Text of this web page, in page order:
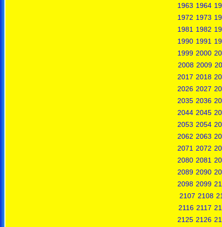
1963 1964
1972 1973
1981 1982
1990 1991
1999 2000
2008 2009
2017 2018
2026 2027
2035 2036
2044 2045
2053 2054
2062 2063
2071 2072
2080 2081
2089 2090
2098 2099
2107 2108
2116 2117
2125 2126